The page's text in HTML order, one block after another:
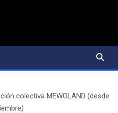
colectiva MEWOLAND (desde